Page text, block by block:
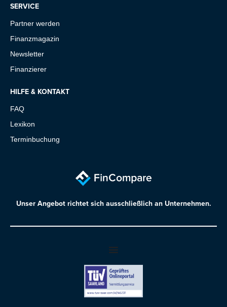
SERVICE
Partner werden
Finanzmagazin
Newsletter
Finanzierer
HILFE & KONTAKT
FAQ
Lexikon
Terminbuchung
Unser Angebot richtet sich ausschließlich an Unternehmen.